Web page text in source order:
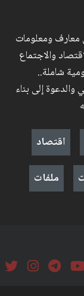
معارف ومعلومات
والاجتماع
شاملة..
إلى بناء
اقتصاد
ملفات